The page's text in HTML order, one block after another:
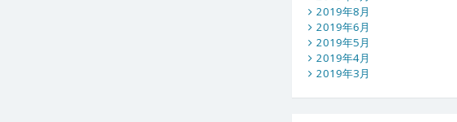
2019年8月
2019年6月
2019年5月
2019年4月
2019年3月